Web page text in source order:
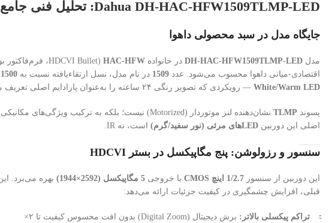
Dahua DH-HAC-HFW1509TLMP-LED: تحلیل فنی جامع
جایگاه مدل در سبد محصولی داهوا
مدل DH-HAC-HFW1509TLMP-LED در خانواده HAC-HFW (HDCVI Bullet، فرم‌فاکتور بولت توکار شبکه آنالوگ HD) جای دارد و پرچم‌دار
اقتصادی-میانی داهوا محسوب می‌شود. عدد 1509 در نام مدل، نسل ارتقاءیافته نسبت به 1500
White/Warm LED — رویکردی که تصویر رنگی ۲۴ ساعته را به‌عنوان پارادایم اصلی تعریف می‌کند نه حالت استثنایی.
پسوند TLMP نشان‌دهنده لنز موتوردار (Motorized) نیست؛ بلکه به ترکیب ویژگی‌های مکانیکی خاص این SKU اشاره دارد. پسوند
اصلی این دوربین LEDهای مرئی (نور سفید/گرم) است، نه IR.
سنسور و رزولوشن: پنج مگاپیکسل در بستر HDCVI
این دوربین از سنسور 1/2.7 اینچ CMOS با خروجی 5 مگاپیکسل (2592×1944) بهره می‌برد.
قبلی، افزایش چشمگیری در کیفیت جزئیات ارائه می‌دهد:
تراکم پیکسلی بالاتر: برش دیجیتال (Digital Zoom) بدون افت محسوس کیفیت تا ۲×